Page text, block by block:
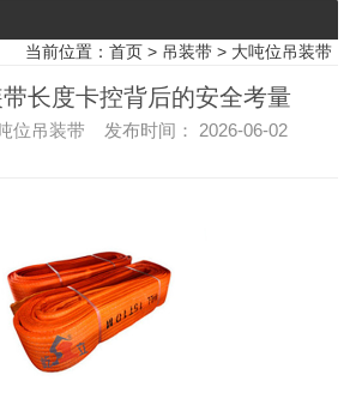
当前位置： 首页 > 吊装带 > 大吨位吊装带
长度卡控背后的安全考量
位吊装带 发布时间： 2026-06-02